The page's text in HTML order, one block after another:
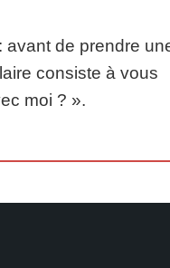
avant de prendre
consiste à vous
moi ? ».